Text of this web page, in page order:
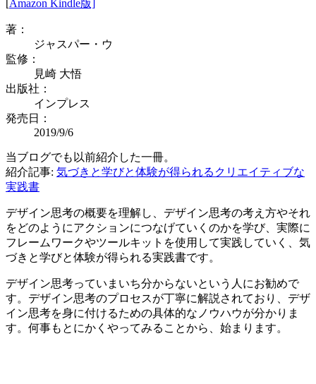
Amazon Kindle版]
著：
ジャスパー・ウ
監修：
見崎 大悟
出版社：
インプレス
発売日：
2019/9/6
当ブログでも以前紹介した一冊。
紹介記事: 気づきと学びと体験が得られるクリエイティブな
実践書
デザイン思考の概要を理解し、デザイン思考の考え方やそれ
をどのようにアクションにつなげていくのかを学び、実際に
フレームワークやツールキットを使用して実践していく、気
づきと学びと体験が得られる実践書です。
デザイン思考っていまいち分からないという人にお勧めで
す。デザイン思考のプロセスが丁寧に解説されており、デザ
イン思考を身に付けるための具体的なノウハウが分かりま
す。何事もとにかくやってみることから、始まります。